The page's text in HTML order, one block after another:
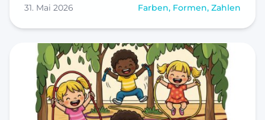
31. Mai 2026 Farben, Formen, Zahlen